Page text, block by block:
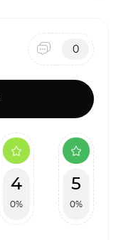
0
4
0%
5
0%